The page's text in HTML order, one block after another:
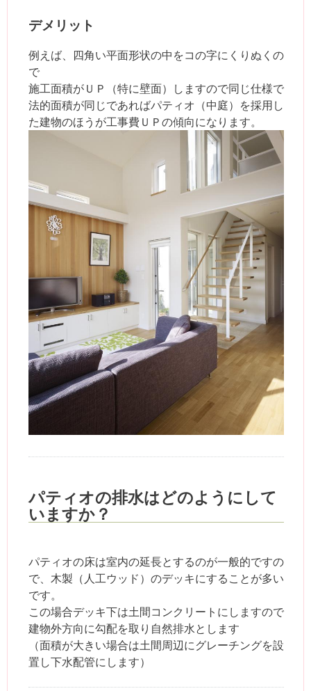
デメリット
例えば、四角い平面形状の中をコの字にくりぬくの
で
施工面積がＵＰ（特に壁面）しますので同じ仕様で
法的面積が同じであればパティオ（中庭）を採用し
た建物のほうが工事費ＵＰの傾向になります。
パティオの排水はどのようにして
いますか？
パティオの床は室内の延長とするのが一般的ですの
で、木製（人工ウッド）のデッキにすることが多い
です。
この場合デッキ下は土間コンクリートにしますので
建物外方向に勾配を取り自然排水とします
（面積が大きい場合は土間周辺にグレーチングを設
置し下水配管にします）